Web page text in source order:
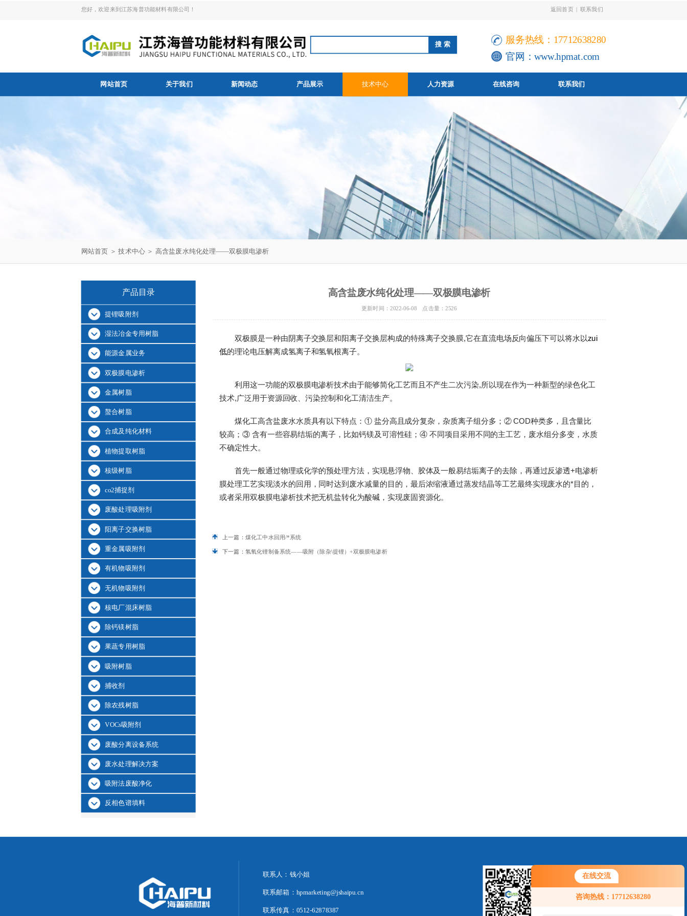
在线交流
咨询热线：17712638280
您好，欢迎来到江苏海普功能材料有限公司！ 返回首页 联系我们
服务热线：17712638280
官网：www.hpmat.com
网站首页 关于我们 新闻动态 产品展示 技术中心 人力资源 在线咨询 联系我们
网站首页＞技术中心＞ 高含盐废水纯化处理——双极膜电渗析
产品目录
提锂吸附剂
湿法冶金专用树脂
能源金属业务
双极膜电渗析
金属树脂
螯合树脂
合成及纯化材料
植物提取树脂
核级树脂
co2捕捉剂
废酸处理吸附剂
阳离子交换树脂
重金属吸附剂
有机物吸附剂
无机物吸附剂
核电厂混床树脂
除钙镁树脂
果蔬专用树脂
吸附树脂
捕收剂
除农残树脂
VOCs吸附剂
废酸分离设备系统
废水处理解决方案
吸附法废酸净化
反相色谱填料
高含盐废水纯化处理——双极膜电渗析
更新时间：2022-06-08 点击量：2526
双极膜是一种由阴离子交换层和阳离子交换层构成的特殊离子交换膜,它在直流电场反向偏压下可以将水以zui
低的理论电压解离成氢离子和氢氧根离子。
利用这一功能的双极膜电渗析技术由于能够简化工艺而且不产生二次污染,所以现在作为一种新型的绿色化工
技术,广泛用于资源回收、污染控制和化工清洁生产。
煤化工高含盐废水水质具有以下特点：① 盐分高且成分复杂，杂质离子组分多；② COD种类多，且含量比
较高；③ 含有一些容易结垢的离子，比如钙镁及可溶性硅；④ 不同项目采用不同的主工艺，废水组分多变，水质
不确定性大。
首先一般通过物理或化学的预处理方法，实现悬浮物、胶体及一般易结垢离子的去除，再通过反渗透+电渗析
膜处理工艺实现淡水的回用，同时达到废水减量的目的，最后浓缩液通过蒸发结晶等工艺最终实现废水的*目的，
或者采用双极膜电渗析技术把无机盐转化为酸碱，实现废固资源化。
上一篇： 煤化工中水回用/*系统
下一篇： 氢氧化锂制备系统——吸附（除杂\提锂）+双极膜电渗析
联系人：钱小姐
联系邮箱：hpmarketing@jshaipu.cn
联系传真：0512-62878387